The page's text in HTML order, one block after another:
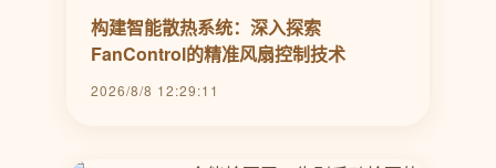
构建智能散热系统：深入探索
FanControl的精准风扇控制技术
2026/8/8 12:29:11